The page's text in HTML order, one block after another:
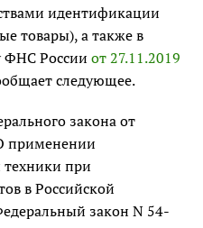
идентификации
товары), а также в
ФНС России от 27.11.2019
следующее.
закона от
применении
техники при
в Российской
закон N 54-